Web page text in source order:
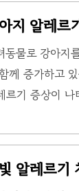
지 알레르
동물로 강아지
께 증가하고
르기 증상이
레르기의 원
기 쉬운데요,
알레르기